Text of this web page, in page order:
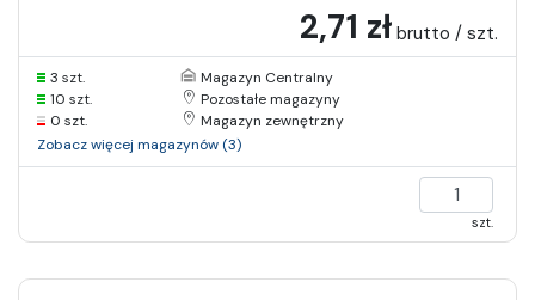
2,71 zł brutto / szt.
3 szt.
Magazyn Centralny
10 szt.
Pozostałe magazyny
0 szt.
Magazyn zewnętrzny
Zobacz więcej magazynów (3)
szt.